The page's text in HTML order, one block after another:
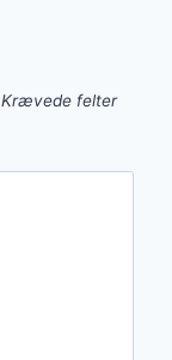
Krævede felter